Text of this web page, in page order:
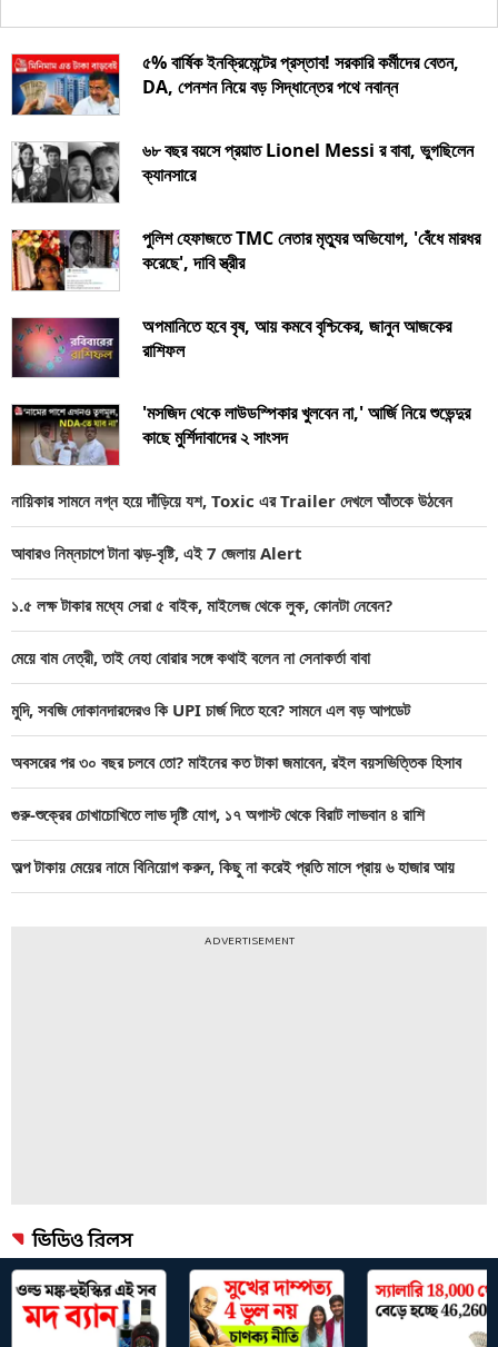
৫% বার্ষিক ইনক্রিমেন্টের প্রস্তাব! সরকারি কর্মীদের বেতন,
DA, পেনশন নিয়ে বড় সিদ্ধান্তের পথে নবান্ন
৬৮ বছর বয়সে প্রয়াত Lionel Messi র বাবা, ভুগছিলেন
ক্যানসারে
পুলিশ হেফাজতে TMC নেতার মৃত্যুর অভিযোগ, 'বেঁধে মারধর
করেছে', দাবি স্ত্রীর
অপমানিতে হবে বৃষ, আয় কমবে বৃশ্চিকের, জানুন আজকের
রাশিফল
'মসজিদ থেকে লাউডস্পিকার খুলবেন না,' আর্জি নিয়ে শুভেন্দুর
কাছে মুর্শিদাবাদের ২ সাংসদ
নায়িকার সামনে নগ্ন হয়ে দাঁড়িয়ে যশ, Toxic এর Trailer দেখলে আঁতকে উঠবেন
আবারও নিম্নচাপে টানা ঝড়-বৃষ্টি, এই 7 জেলায় Alert
১.৫ লক্ষ টাকার মধ্যে সেরা ৫ বাইক, মাইলেজ থেকে লুক, কোনটা নেবেন?
মেয়ে বাম নেত্রী, তাই নেহা বোরার সঙ্গে কথাই বলেন না সেনাকর্তা বাবা
মুদি, সবজি দোকানদারদেরও কি UPI চার্জ দিতে হবে? সামনে এল বড় আপডেট
অবসরের পর ৩০ বছর চলবে তো? মাইনের কত টাকা জমাবেন, রইল বয়সভিত্তিক হিসাব
গুরু-শুক্রের চোখাচোখিতে লাভ দৃষ্টি যোগ, ১৭ অগাস্ট থেকে বিরাট লাভবান ৪ রাশি
অল্প টাকায় মেয়ের নামে বিনিয়োগ করুন, কিছু না করেই প্রতি মাসে প্রায় ৬ হাজার আয়
ADVERTISEMENT
ভিডিও রিলস